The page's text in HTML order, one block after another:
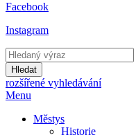
Facebook
Instagram
Hledat
rozšířené vyhledávání
Menu
Městys
Historie